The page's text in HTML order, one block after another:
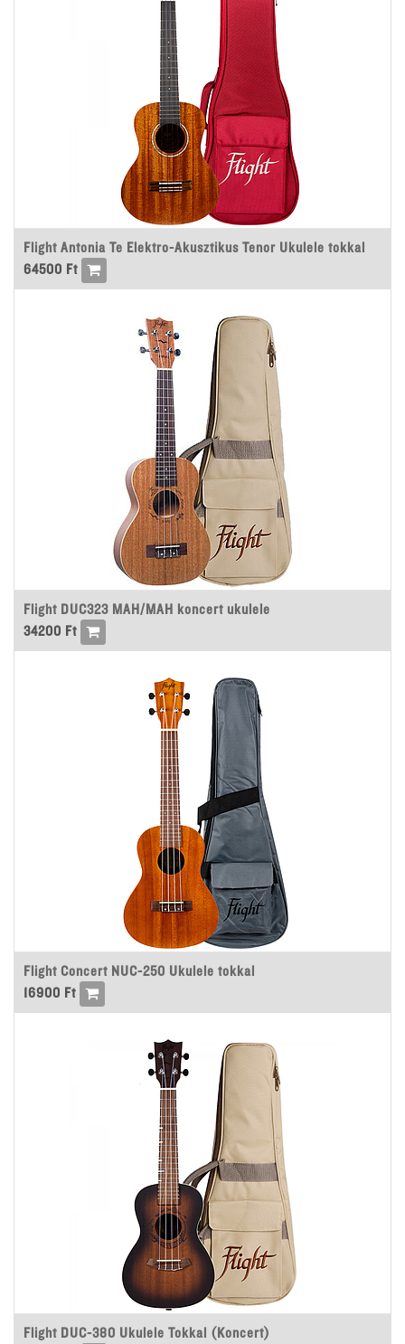
Flight Antonia Te Elektro-Akusztikus Tenor Ukulele tokkal
64500 Ft
Flight DUC323 MAH/MAH koncert ukulele
34200 Ft
Flight Concert NUC-250 Ukulele tokkal
16900 Ft
Flight DUC-380 Ukulele Tokkal (Koncert)